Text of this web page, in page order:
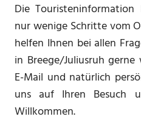
Die
nur wenige Schritte vom
helfen Ihnen bei allen
in Breege/Juliusruh
E-Mail und natürlich
uns auf Ihren Besuch
Willkommen.